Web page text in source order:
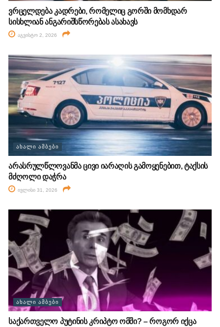
ვრცელდება კადრები, რომელიც გორში მომხდარ
სისხლიან ანგარიშსწორებას ასახავს
აგვისტო 2, 2026
ᲐᲮᲐᲚᲘ ᲐᲛᲑᲔᲑᲘ
არასრულწლოვანმა ცივი იარაღის გამოყენებით, ტაქსის
მძღოლი დაჭრა
ივლისი 31, 2026
ᲐᲮᲐᲚᲘ ᲐᲛᲑᲔᲑᲘ
საქართველო პუტინის კრიპტო ომში? – როგორ იქცა